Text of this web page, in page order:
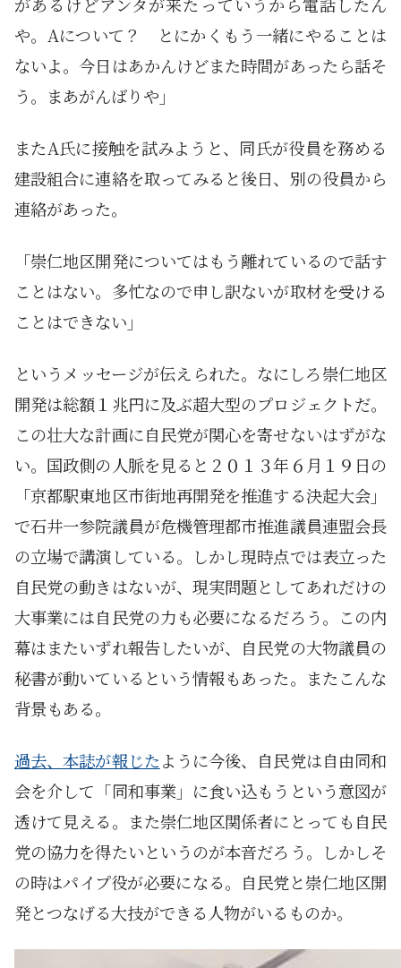
や。Aについて？ とにかくもう一緒にやることは
ないよ。今日はあかんけどまた時間があったら話そ
う。まあがんばりや」
またA氏に接触を試みようと、同氏が役員を務める
建設組合に連絡を取ってみると後日、別の役員から
連絡があった。
「崇仁地区開発についてはもう離れているので話す
ことはない。多忙なので申し訳ないが取材を受ける
ことはできない」
というメッセージが伝えられた。なにしろ崇仁地区
開発は総額１兆円に及ぶ超大型のプロジェクトだ。
この壮大な計画に自民党が関心を寄せないはずがな
い。国政側の人脈を見ると２０１３年６月１９日の
「京都駅東地区市街地再開発を推進する決起大会」
で石井一参院議員が危機管理都市推進議員連盟会長
の立場で講演している。しかし現時点では表立った
自民党の動きはないが、現実問題としてあれだけの
大事業には自民党の力も必要になるだろう。この内
幕はまたいずれ報告したいが、自民党の大物議員の
秘書が動いているという情報もあった。またこんな
背景もある。
過去、本誌が報じたように今後、自民党は自由同和
会を介して「同和事業」に食い込もうという意図が
透けて見える。また崇仁地区関係者にとっても自民
党の協力を得たいというのが本音だろう。しかしそ
の時はパイプ役が必要になる。自民党と崇仁地区開
発とつなげる大技ができる人物がいるものか。